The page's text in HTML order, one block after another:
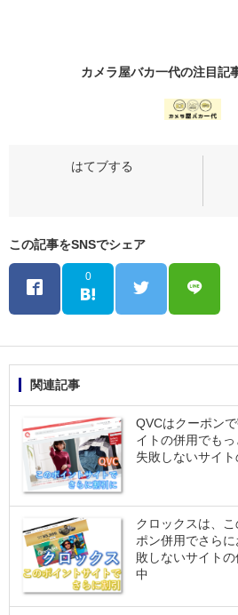
カメラ屋バカ一代の注目記
この記事をSNSでシェア
0
関連記事
QVCはクーポン
イトの併用でもっ
失敗しないサイ
クロックスは、
ポン併用でさら
敗しないサイト
中